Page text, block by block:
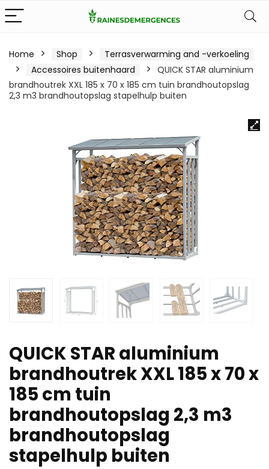
Home Shop
Terrasverwarming and -verkoeling
Accessoires buitenhaard
QUICK STAR aluminium
brandhoutrek XXL 185 x 70 x 185 cm tuin brandhoutopslag
2,3 m3 brandhoutopslag stapelhulp buiten
QUICK STAR aluminium
brandhoutrek XXL 185 x 70 x
185 cm tuin
brandhoutopslag 2,3 m3
brandhoutopslag
stapelhulp buiten